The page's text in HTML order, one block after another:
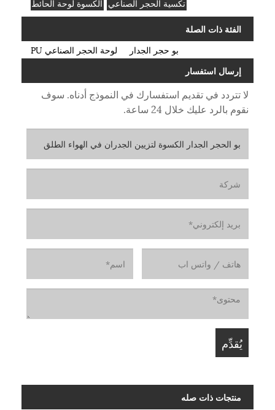
الكسوة لوحة الحائط تكسية الحجر الصناعي
الفئة ذات الصلة
لوحة الحجر الصناعي PU
بو حجر الجدار
إرسال استفسار
لا تتردد في تقديم استفسارك في النموذج أدناه. سوف
نقوم بالرد عليك خلال 24 ساعة.
منتجات ذات صله